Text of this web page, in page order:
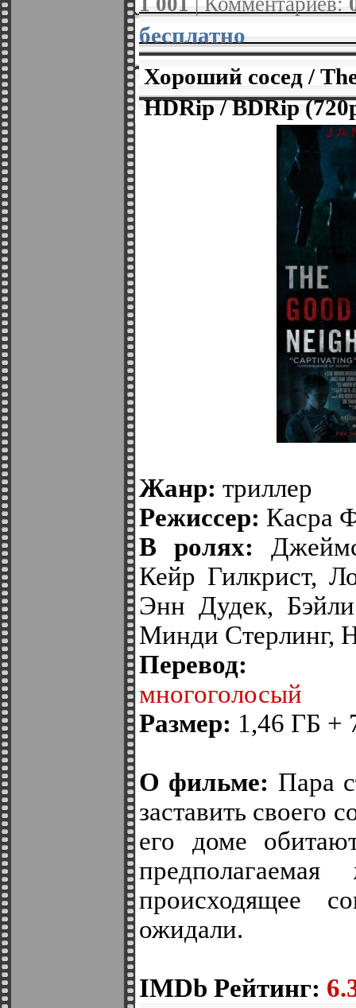
бесплатно
Хороший сосед /
HDRip / BDRip
Жанр: триллер
Режиссер: Касра
В ролях:
Кейр Гилкрист,
Энн Дудек,
Минди Стерлинг,
многоголосый
Размер: 1,46 ГБ +
О фильме: Пара
заставить своего
его доме
происходящее
ожидали.
IMDb Рейтинг: